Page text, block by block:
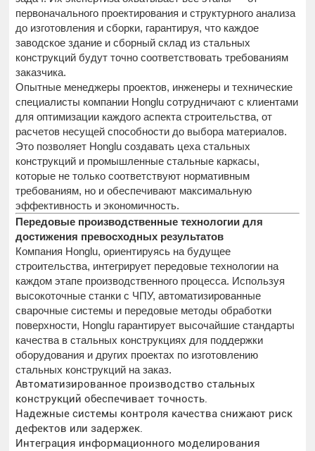
первоначального проектирования и структурного анализа
до изготовления и сборки, гарантируя, что каждое
заводское здание и сборный склад из стальных
конструкций будут точно соответствовать требованиям
заказчика.
Опытные менеджеры проектов, инженеры и технические
специалисты компании Honglu сотрудничают с клиентами
для оптимизации каждого аспекта строительства, от
расчетов несущей способности до выбора материалов.
Это позволяет Honglu создавать цеха стальных
конструкций и промышленные стальные каркасы,
которые не только соответствуют нормативным
требованиям, но и обеспечивают максимальную
эффективность и экономичность.
Передовые производственные технологии для
достижения превосходных результатов
Компания Honglu, ориентируясь на будущее
строительства, интегрирует передовые технологии на
каждом этапе производственного процесса. Используя
высокоточные станки с ЧПУ, автоматизированные
сварочные системы и передовые методы обработки
поверхности, Honglu гарантирует высочайшие стандарты
качества в стальных конструкциях для поддержки
оборудования и других проектах по изготовлению
стальных конструкций на заказ.
Автоматизированное производство стальных
конструкций обеспечивает точность.
Надежные системы контроля качества снижают риск
дефектов или задержек.
Интеграция информационного моделирования